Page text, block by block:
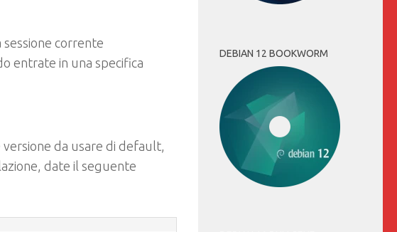
sessione corrente
entrate in una specifica
versione da usare di default,
date il seguente
DEBIAN 12 BOOKWORM